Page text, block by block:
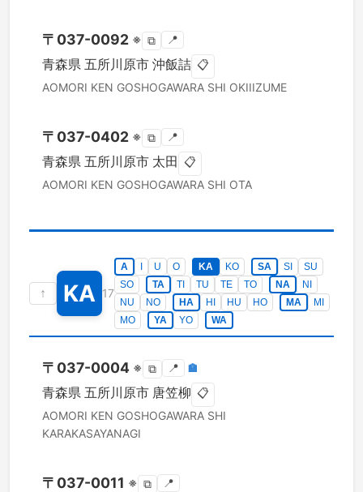
〒 037-0092 ※ ⧉ 📍
青森県 五所川原市 沖飯詰 📋
AOMORI KEN GOSHOGAWARA SHI OKIIIZUME
〒 037-0402 ※ ⧉ 📍
青森県 五所川原市 太田 📋
AOMORI KEN GOSHOGAWARA SHI OTA
↑ KA 17
A U O KA KO SA SI
SU
SO
TA TI TU TE TO NA
NI
NU
NO HA HI HU HO MA
MI
MO
YA YO WA
〒 037-0004 ※ ⧉ 📍 🏣
青森県 五所川原市 唐笠柳 📋
AOMORI KEN GOSHOGAWARA SHI
KARAKASAYANAGI
〒 037-0011 ※ ⧉ 📍